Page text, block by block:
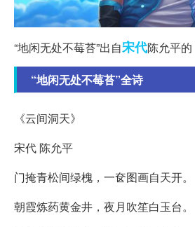
“地闲无处不莓苔”出自宋代陈允平
“地闲无处不莓苔”全诗
《云间洞天》
宋代 陈允平
门掩青松间绿槐，一奁图画自天开。
朝霞炼药黄金井，夜月吹笙白玉台。